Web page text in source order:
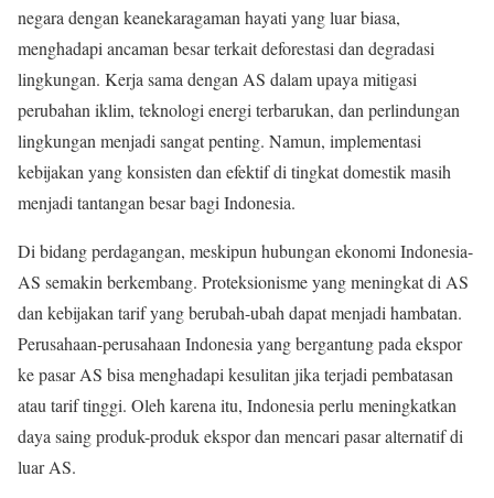
negara dengan keanekaragaman hayati yang luar biasa,
menghadapi ancaman besar terkait deforestasi dan degradasi
lingkungan. Kerja sama dengan AS dalam upaya mitigasi
perubahan iklim, teknologi energi terbarukan, dan perlindungan
lingkungan menjadi sangat penting. Namun, implementasi
kebijakan yang konsisten dan efektif di tingkat domestik masih
menjadi tantangan besar bagi Indonesia.
Di bidang perdagangan, meskipun hubungan ekonomi Indonesia-
AS semakin berkembang. Proteksionisme yang meningkat di AS
dan kebijakan tarif yang berubah-ubah dapat menjadi hambatan.
Perusahaan-perusahaan Indonesia yang bergantung pada ekspor
ke pasar AS bisa menghadapi kesulitan jika terjadi pembatasan
atau tarif tinggi. Oleh karena itu, Indonesia perlu meningkatkan
daya saing produk-produk ekspor dan mencari pasar alternatif di
luar AS.